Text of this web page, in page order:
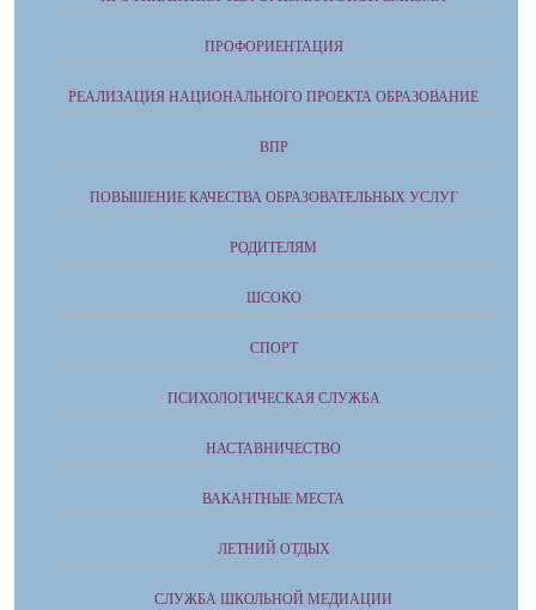
ПРОФОРИЕНТАЦИЯ
РЕАЛИЗАЦИЯ НАЦИОНАЛЬНОГО ПРОЕКТА ОБРАЗОВАНИЕ
ВПР
ПОВЫШЕНИЕ КАЧЕСТВА ОБРАЗОВАТЕЛЬНЫХ УСЛУГ
РОДИТЕЛЯМ
ШСОКО
СПОРТ
ПСИХОЛОГИЧЕСКАЯ СЛУЖБА
НАСТАВНИЧЕСТВО
ВАКАНТНЫЕ МЕСТА
ЛЕТНИЙ ОТДЫХ
СЛУЖБА ШКОЛЬНОЙ МЕДИАЦИИ